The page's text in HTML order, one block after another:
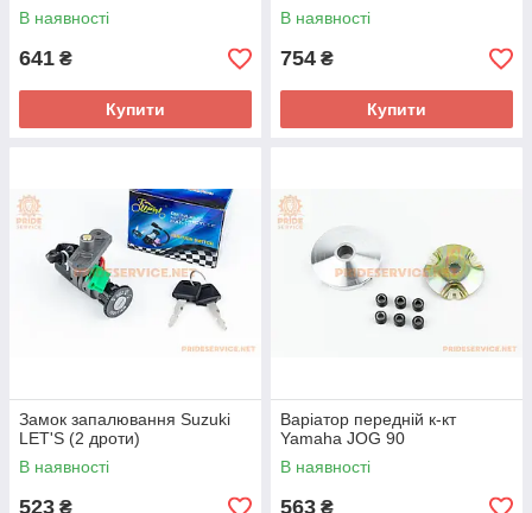
В наявності
641 ₴
Купити
В наявності
754 ₴
Купити
Замок запалювання Suzuki
LET'S (2 дроти)
В наявності
523 ₴
Варіатор передній к-кт
Yamaha JOG 90
В наявності
563 ₴